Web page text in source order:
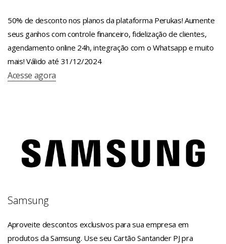
50% de desconto nos planos da plataforma Perukas! Aumente
seus ganhos com controle financeiro, fidelização de clientes,
agendamento online 24h, integração com o Whatsapp e muito
mais! Válido até 31/12/2024
Acesse agora
Samsung
Aproveite descontos exclusivos para sua empresa em
produtos da Samsung. Use seu Cartão Santander PJ pra